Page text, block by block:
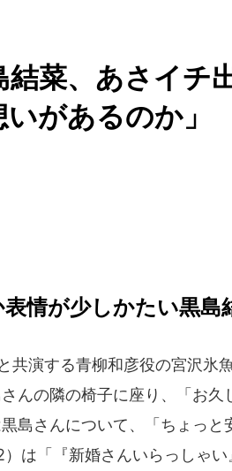
菜、あさイチ
があるのか」
情が少しかたい黒島
演する青柳和彦役の宮沢氷
んの隣の椅子に座り、「お久
島さんについて、「ちょっと
は「『新婚さんいらっしゃい